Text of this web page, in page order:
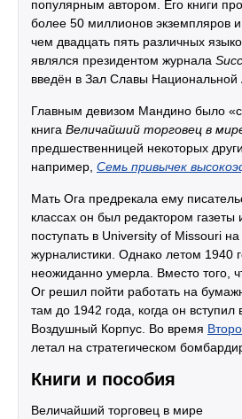
популярным автором. Его книги
более 50 миллионов экземпляров
чем двадцать пять различных
являлся президентом журнала
введён в Зал Славы Национальной
Главным девизом Мандино было
книга Величайший торговец в
предшественницей некоторых
например, Семь привычек
Мать Ога предрекала ему
классах он был редактором газеты
поступать в University of Missouri на
журналистики. Однако летом 1940
неожиданно умерла. Вместо того,
Ог решил пойти работать на
там до 1942 года, когда он вступил
Воздушный Корпус. Во время
летал на стратегическом
Книги и пособия
Величайший торговец в мире